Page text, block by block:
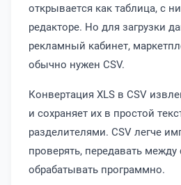
открывается как таблица, с
редакторе. Но для загрузки
рекламный кабинет,
обычно нужен CSV.
Конвертация XLS в CSV
и сохраняет их в простой
разделителями. CSV легче
проверять, передавать
обрабатывать программно.